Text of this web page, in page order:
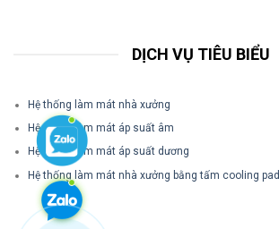
DỊCH VỤ TIÊU BIỂU
Hệ thống làm mát nhà xưởng
Hệ thống làm mát áp suất âm
Hệ thống làm mát áp suất dương
Hệ thống làm mát nhà xưởng bằng tấm cooling pad